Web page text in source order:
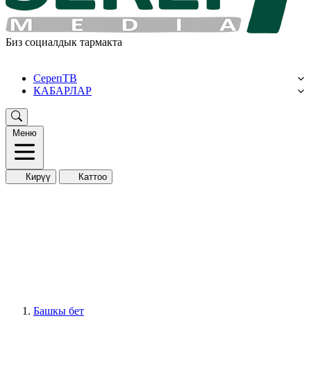
Биз социалдык тармакта
СерепТВ
КАБАРЛАР
Меню
Кирүү Каттоо
Башкы бет